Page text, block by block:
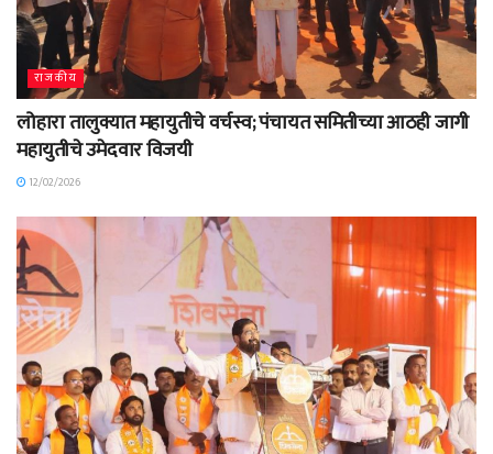
राजकीय
लोहारा तालुक्यात महायुतीचे वर्चस्व; पंचायत समितीच्या आठही जागी
महायुतीचे उमेदवार विजयी
12/02/2026